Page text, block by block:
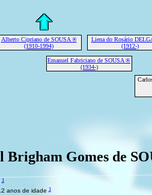
Alberto Cipriano de SOUSA ®
(1910-1994)
Liena do Rosário
(1912-)
Emanuel Fabriciano de SOUSA ®
(1934-)
Brigham Gomes de
1
anos de idade1